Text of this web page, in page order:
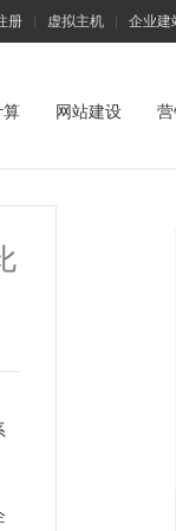
册 | 虚拟主机 | 企业建
算 网站建设